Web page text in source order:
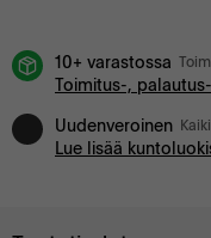
10+ varastossa
Toimitus-,
Uudenveroinen
Lue lisää